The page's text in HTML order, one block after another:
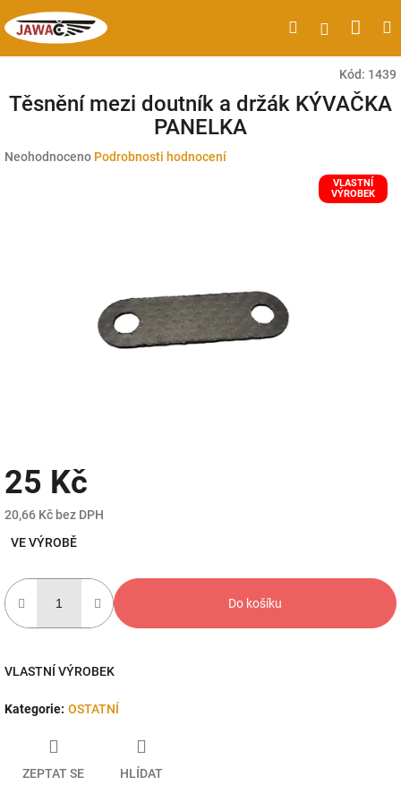
na
obsah
HledatPřihlášení
Kód: 1439
Těsnění mezi doutník a držák KÝVAČKA
PANELKA
Průměrné
Neohodnoceno Podrobnosti hodnocení
VLASTNÍ
VÝROBEK
25 Kč
20,66 Kč bez DPH
cena:
VE VÝROBĚ
Do košíku
VLASTNÍ VÝROBEK
Kategorie: OSTATNÍ
ZEPTAT SE HLÍDAT